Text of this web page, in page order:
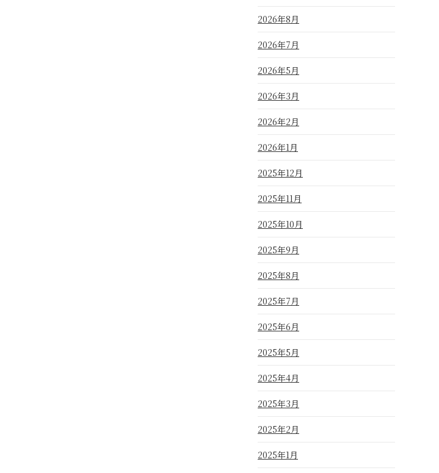
2026年8月
2026年7月
2026年5月
2026年3月
2026年2月
2026年1月
2025年12月
2025年11月
2025年10月
2025年9月
2025年8月
2025年7月
2025年6月
2025年5月
2025年4月
2025年3月
2025年2月
2025年1月